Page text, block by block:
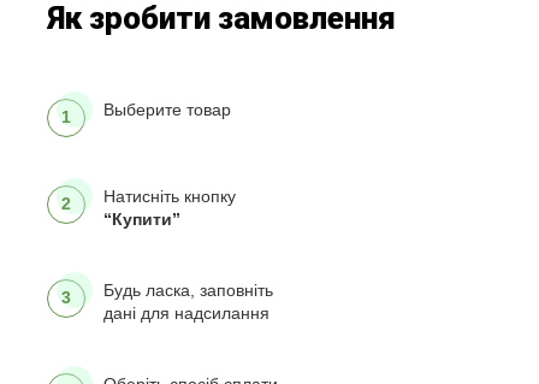
Як зробити замовлення
1 Выберите товар
2
Натисніть кнопку
“Купити”
3
Будь ласка, заповніть
дані для надсилання